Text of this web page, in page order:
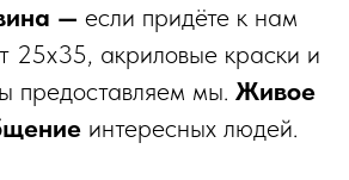
— если придёте к нам
25х35, акриловые краски и
предоставляем мы. Живое
интересных людей.